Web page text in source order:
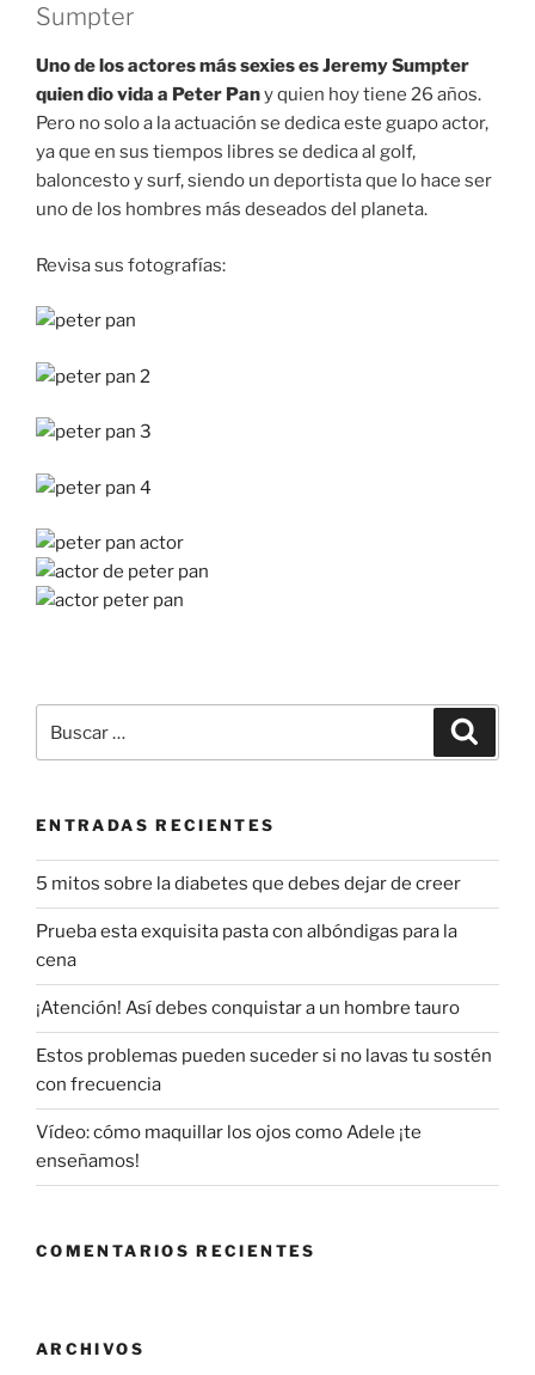
Sumpter
Uno de los actores más sexies es Jeremy Sumpter
quien dio vida a Peter Pany quien hoy tiene 26 años.
Pero no solo a la actuación se dedica este guapo actor,
ya que en sus tiempos libres se dedica al golf,
baloncesto y surf, siendo un deportista que lo hace ser
uno de los hombres más deseados del planeta.
Revisa sus fotografías:
por:
ENTRADAS RECIENTES
5 mitos sobre la diabetes que debes dejar de creer
Prueba esta exquisita pasta con albóndigas para la
cena
¡Atención! Así debes conquistar a un hombre tauro
Estos problemas pueden suceder si no lavas tu sostén
con frecuencia
Vídeo: cómo maquillar los ojos como Adele ¡te
enseñamos!
COMENTARIOS RECIENTES
ARCHIVOS